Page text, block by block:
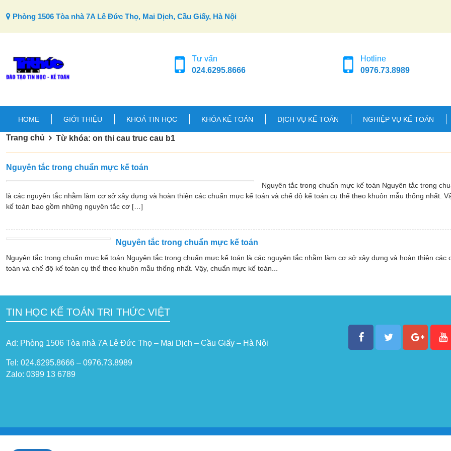
Phòng 1506 Tòa nhà 7A Lê Đức Thọ, Mai Dịch, Cầu Giấy, Hà Nội
Tư vấn
024.6295.8666
Hotline
0976.73.8989
HOME GIỚI THIỆU KHOÁ TIN HỌC KHÓA KẾ TOÁN DỊCH VỤ KẾ TOÁN NGHIỆP VỤ KẾ TOÁN
Trang chủ Từ khóa: on thi cau truc cau b1
Nguyên tắc trong chuẩn mực kế toán
Nguyên tắc trong chuẩn mực kế toán Nguyên tắc trong
là các nguyên tắc nhằm làm cơ sở xây dựng và hoàn thiện các chuẩn mực kế toán và chế độ kế toán cụ thể theo khuôn mẫu thống nhất.
kế toán bao gồm những nguyên tắc cơ […]
Nguyên tắc trong chuẩn mực kế toán
Nguyên tắc trong chuẩn mực kế toán Nguyên tắc trong chuẩn mực kế toán là các nguyên tắc nhằm làm cơ sở xây dựng và hoàn thiện các
toán và chế độ kế toán cụ thể theo khuôn mẫu thống nhất. Vậy, chuẩn mực kế toán...
TIN HỌC KẾ TOÁN TRI THỨC VIỆT
Ad: Phòng 1506 Tòa nhà 7A Lê Đức Thọ – Mai Dịch – Cầu Giấy – Hà Nội
Tel: 024.6295.8666 – 0976.73.8989
Zalo: 0399 13 6789